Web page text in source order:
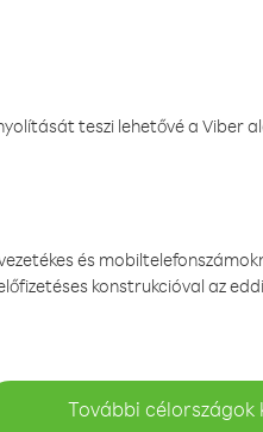
teszi lehetővé a
és
konstrukcióval az
További célországok